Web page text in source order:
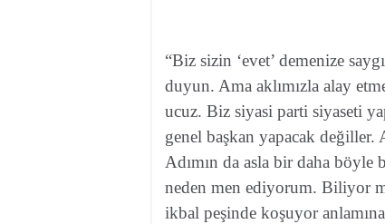
“Biz sizin ‘evet’ demenize
duyun. Ama aklımızla alay
ucuz. Biz siyasi parti siyaseti
genel başkan yapacak
Adımın da asla bir daha böyle
neden men ediyorum. Biliyor
ikbal peşinde koşuyor